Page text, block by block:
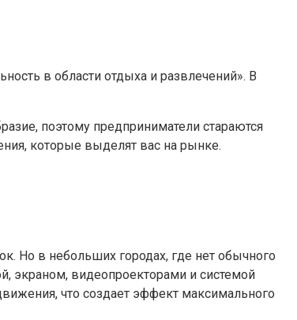
в области отдыха и развлечений». В
поэтому предприниматели стараются
которые выделят вас на рынке.
Но в небольших городах, где нет обычного
экраном, видеопроекторами и системой
что создает эффект максимального